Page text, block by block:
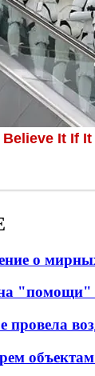
о
"помощи"
провела